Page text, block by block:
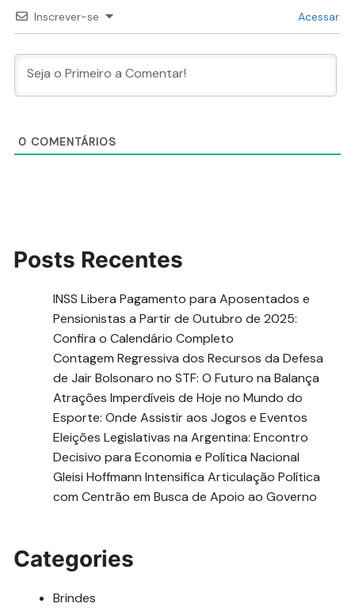
Inscrever-se Acessar
0 COMENTÁRIOS
Posts Recentes
INSS Libera Pagamento para Aposentados e
Pensionistas a Partir de Outubro de 2025:
Confira o Calendário Completo
Contagem Regressiva dos Recursos da Defesa
de Jair Bolsonaro no STF: O Futuro na Balança
Atrações Imperdíveis de Hoje no Mundo do
Esporte: Onde Assistir aos Jogos e Eventos
Eleições Legislativas na Argentina: Encontro
Decisivo para Economia e Política Nacional
Gleisi Hoffmann Intensifica Articulação Política
com Centrão em Busca de Apoio ao Governo
Categories
Brindes